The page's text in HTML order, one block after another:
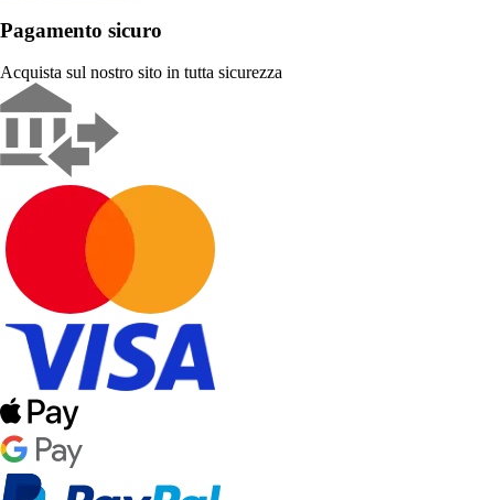
Pagamento sicuro
Acquista sul nostro sito in tutta sicurezza